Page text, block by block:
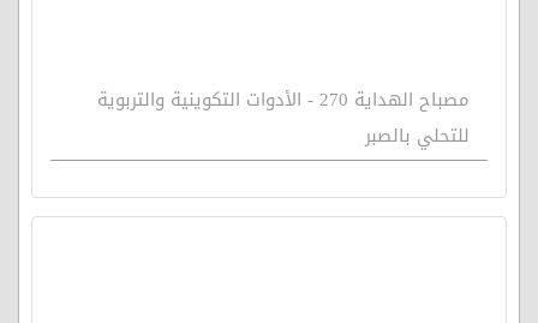
مصباح الهداية 270 - الأدوات التكوينية والتربوية
للتحلي بالصبر